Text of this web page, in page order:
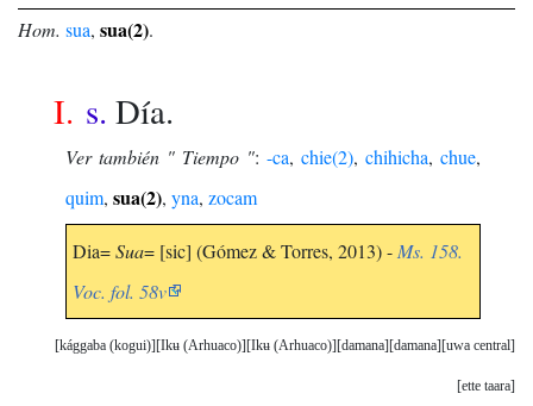
Hom. sua, sua(2).
I. s. Día.
Ver también " Tiempo ":-ca,chie(2),chihicha,chue,
quim, sua(2), yna, zocam
Dia=Sua= [sic] (Gómez & Torres, 2013) - Ms. 158.
Voc. fol. 58v
uwa central
damana
damana
Ikʉ (Arhuaco)
Ikʉ (Arhuaco)
kággaba (kogui)
ette taara